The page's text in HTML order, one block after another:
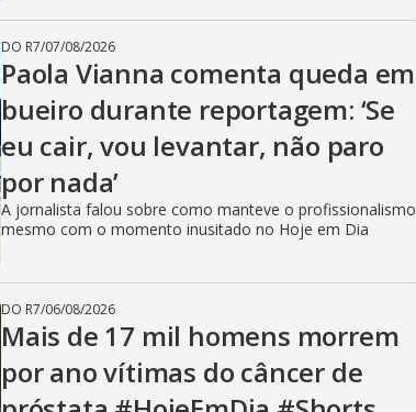
DO R7/07/08/2026
Paola Vianna comenta queda em
bueiro durante reportagem: ‘Se
eu cair, vou levantar, não paro
por nada’
A jornalista falou sobre como manteve o profissionalismo
mesmo com o momento inusitado no Hoje em Dia
DO R7/06/08/2026
Mais de 17 mil homens morrem
por ano vítimas do câncer de